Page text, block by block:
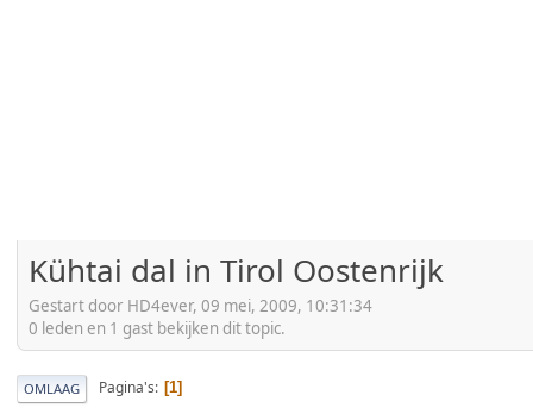
Kühtai dal in Tirol Oostenrijk
Gestart door HD4ever, 09 mei, 2009, 10:31:34
0 leden en 1 gast bekijken dit topic.
OMLAAG Pagina's 1